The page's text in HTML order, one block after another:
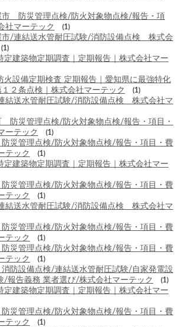
市 防災管理点検/防火対象物点検/報告・項
社マーテック
(1)
市/連結送水管耐圧試験/消防設備点検 株式会
(1)
定建築物定期調査｜定期報告｜株式会社マー
火設備定期検査 定期報告｜愛知県に最強特化
１２条点検｜株式会社マーテック
(1)
結送水管耐圧試験/消防設備点検 株式会社マ
防災管理点検/防火対象物点検/報告・項目・
ーテック
(1)
災管理点検/防火対象物点検/報告・項目・費
テック
(1)
定建築物定期調査｜定期報告｜株式会社マー
災管理点検/防火対象物点検/報告・項目・費
テック
(1)
結送水管耐圧試験/消防設備点検 株式会社マ
災管理点検/防火対象物点検/報告・項目・費
テック
(1)
災管理点検/防火対象物点検/報告・項目・費
テック
(1)
防設備点検/連結送水管耐圧試験/自家発電設
/報告義務 業者選び/株式会社マーテック
(1)
定建築物定期調査｜定期報告｜株式会社マー
災管理点検/防火対象物点検/報告・項目・費
テック
(1)